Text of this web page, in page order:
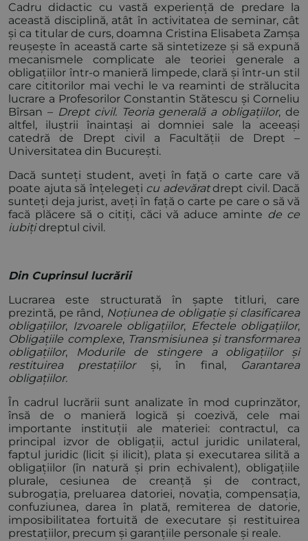
Cadru didactic cu vastă experiență de predare la
această disciplină, atât în activitatea de seminar, cât
și ca titular de curs, doamna Cristina Elisabeta Zamșa
reușește în această carte să sintetizeze și să expună
mecanismele complicate ale teoriei generale a
obligațiilor într-o manieră limpede, clară și într-un stil
care cititorilor mai vechi le va reaminti de strălucita
lucrare a Profesorilor Constantin Stătescu și Corneliu
Bîrsan – Drept civil. Teoria generală a obligațiilor, de
altfel, iluștrii înaintași ai domniei sale la aceeași
catedră de Drept civil a Facultății de Drept –
Universitatea din București.
Dacă sunteți student, aveți în față o carte care vă
poate ajuta să înțelegeți cu adevăratdrept civil. Dacă
sunteți deja jurist, aveți în față o carte pe care o să vă
facă plăcere să o citiți, căci vă aduce aminte de ce
iubițidreptul civil.
Din Cuprinsul lucrării
Lucrarea este structurată în șapte titluri, care
prezintă, pe rând, Noțiunea de obligație și clasificarea
obligațiilor, Izvoarele obligațiilor, Efectele obligațiilor,
Obligațiile complexe, Transmisiunea și transformarea
obligațiilor,
Modurile de stingere a obligațiilor și
restituirea prestațiilorși, în final,
Garantarea
obligațiilor.
În cadrul lucrării sunt analizate în mod cuprinzător,
însă de o manieră logică și coezivă, cele mai
importante instituții ale materiei: contractul, ca
principal izvor de obligații, actul juridic unilateral,
faptul juridic (licit și ilicit), plata și executarea silită a
obligațiilor (în natură și prin echivalent), obligațiile
plurale, cesiunea de creanță și de contract,
subrogația, preluarea datoriei, novația, compensația,
confuziunea, darea în plată, remiterea de datorie,
imposibilitatea fortuită de executare și restituirea
prestațiilor, precum și garanțiile personale și reale.